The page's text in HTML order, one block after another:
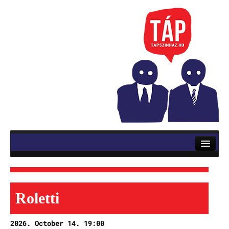
Mozsik Imre: OKTATÁS
Vinnai András: Roletti
Szerb Antal: Utas és holdvilág
Roletti
2026. October 14. 19:00